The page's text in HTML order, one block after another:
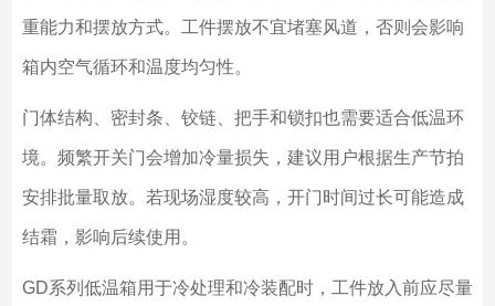
重能力和摆放方式。工件摆放不宜堵塞风道，否则会影响
箱内空气循环和温度均匀性。
门体结构、密封条、铰链、把手和锁扣也需要适合低温环
境。频繁开关门会增加冷量损失，建议用户根据生产节拍
安排批量取放。若现场湿度较高，开门时间过长可能造成
结霜，影响后续使用。
GD系列低温箱用于冷处理和冷装配时，工件放入前应尽量